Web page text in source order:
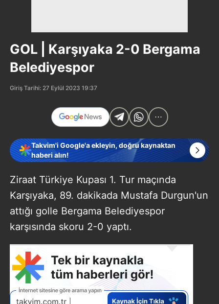
GOL | Karşıyaka 2-0 Bergama
Belediyespor
Giriş Tarihi: 27 Eylül 2023 19:37
Takvim'i Google'a ekleyin, doğru kaynaktan
haberi alın!
Ziraat Türkiye Kupası 1. Tur maçında
Karşıyaka, 89. dakikada Mustafa Durgun'un
attığı golle Bergama Belediyespor
karşısında skoru 2-0 yaptı.